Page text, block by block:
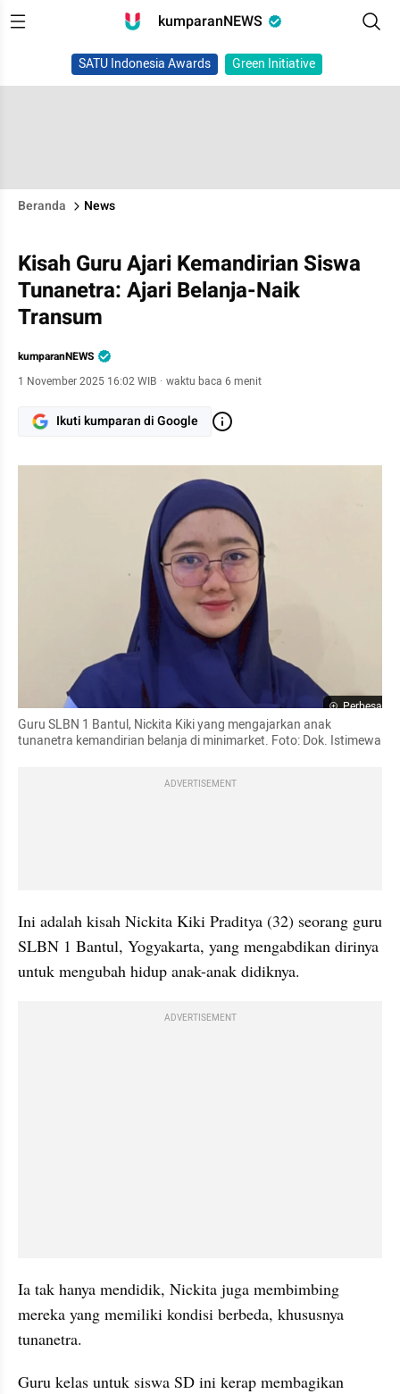
kumparanNEWS
SATU Indonesia Awards Green Initiative
Beranda News
Kisah Guru Ajari Kemandirian Siswa
Tunanetra: Ajari Belanja-Naik
Transum
kumparanNEWS
1 November 2025 16:02 WIB · waktu baca 6 menit
Ikuti kumparan di Google
Perbesar
Guru SLBN 1 Bantul, Nickita Kiki yang mengajarkan anak
tunanetra kemandirian belanja di minimarket. Foto: Dok. Istimewa
ADVERTISEMENT
Ini adalah kisah Nickita Kiki Praditya (32) seorang guru
SLBN 1 Bantul, Yogyakarta, yang mengabdikan dirinya
untuk mengubah hidup anak-anak didiknya.
ADVERTISEMENT
Ia tak hanya mendidik, Nickita juga membimbing
mereka yang memiliki kondisi berbeda, khususnya
tunanetra.
Guru kelas untuk siswa SD ini kerap membagikan